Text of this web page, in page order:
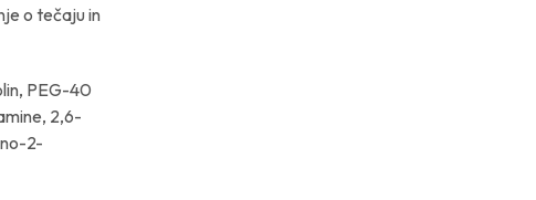
o tečaju in
PEG-40
2,6-
2-